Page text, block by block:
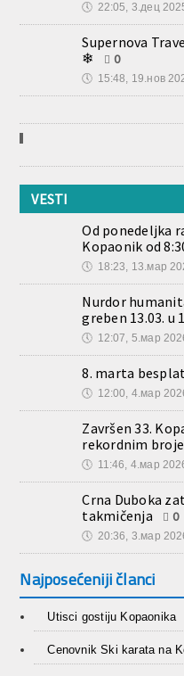
🕔 22:05, 3.дец
Supernova
❄
0
🕔 15:48, 19.нов
VESTI
Od ponedeljka
Kopaonik od
🕔 18:23, 13.мар
Nurdor
greben 13.03. u
🕔 12:07, 5.мар
8. marta
🕔 12:00, 4.мар
Završen 33.
rekordnim
🕔 11:46, 4.мар
Crna Duboka
takmičenja
0
🕔 20:36, 3.мар
Najposećeniji članci
Utisci gostiju Kopaonika
Cenovnik Ski karata na